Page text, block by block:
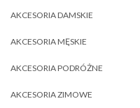
AKCESORIA DAMSKIE
AKCESORIA MĘSKIE
AKCESORIA PODRÓŻNE
AKCESORIA ZIMOWE